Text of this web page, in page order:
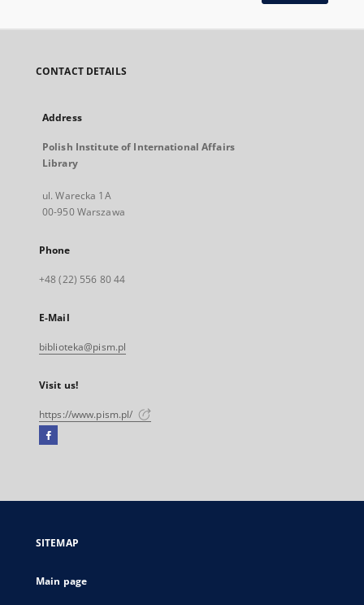
CONTACT DETAILS
Address
Polish Institute of International Affairs
Library
ul. Warecka 1A
00-950 Warszawa
Phone
+48 (22) 556 80 44
E-Mail
biblioteka@pism.pl
Visit us!
https://www.pism.pl/
Facebook
open
new
SITEMAP
Main page